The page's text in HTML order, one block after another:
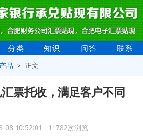
分类 知识 问答 联系
产品 > 正文
票托收，满足客户不同
08 10:52:01 11782次浏览